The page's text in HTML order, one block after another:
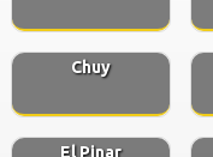
Chuy
El Pinar